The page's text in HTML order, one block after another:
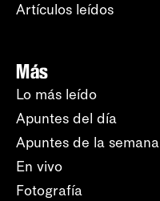
Artículos leídos
Más
Lo más leído
Apuntes del día
Apuntes de la semana
En vivo
Fotografía